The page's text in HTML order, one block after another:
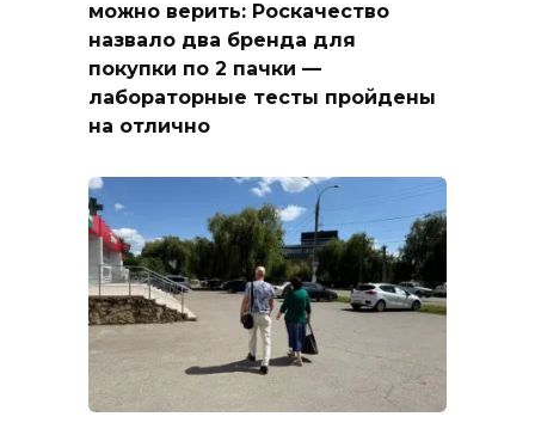
можно верить: Роскачество
назвало два бренда для
покупки по 2 пачки —
лабораторные тесты пройдены
на отлично